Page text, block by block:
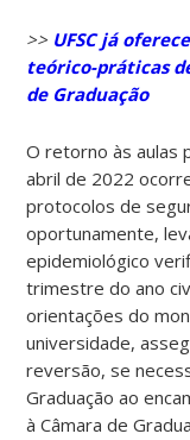
>> UFSC já
teórico-práticas
de Graduação
O retorno às aulas
abril de 2022
protocolos de
oportunamente,
epidemiológico
trimestre do ano
orientações do
universidade,
reversão, se
Graduação ao
à Câmara de